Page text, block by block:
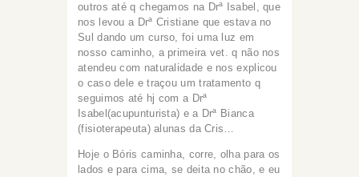
outros até q chegamos na Drª Isabel, que
nos levou a Drª Cristiane que estava no
Sul dando um curso, foi uma luz em
nosso caminho, a primeira vet. q não nos
atendeu com naturalidade e nos explicou
o caso dele e traçou um tratamento q
seguimos até hj com a Drª
Isabel(acupunturista) e a Drª Bianca
(fisioterapeuta) alunas da Cris…
Hoje o Bóris caminha, corre, olha para os
lados e para cima, se deita no chão, e eu